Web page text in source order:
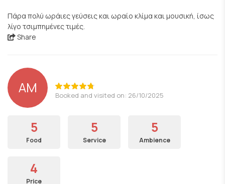
Πάρα πολύ ωράιες γεύσεις και ωραίο κλίμα και μουσική, ίσως
λίγο τσιμπημένες τιμές.
Share
AM Booked and visited on: 26/10/2025
5
Food
5
Service
5
Ambience
4
Price